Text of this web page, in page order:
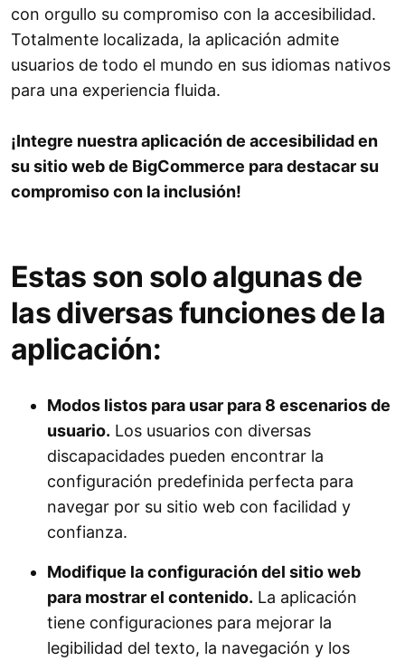
con orgullo su compromiso con la accesibilidad.
Totalmente localizada, la aplicación admite
usuarios de todo el mundo en sus idiomas nativos
para una experiencia fluida.
¡Integre nuestra aplicación de accesibilidad en
su sitio web de BigCommerce para destacar su
compromiso con la inclusión!
Estas son solo algunas de
las diversas funciones de la
aplicación:
Modos listos para usar para 8 escenarios de
usuario. Los usuarios con diversas
discapacidades pueden encontrar la
configuración predefinida perfecta para
navegar por su sitio web con facilidad y
confianza.
Modifique la configuración del sitio web
para mostrar el contenido. La aplicación
tiene configuraciones para mejorar la
legibilidad del texto, la navegación y los